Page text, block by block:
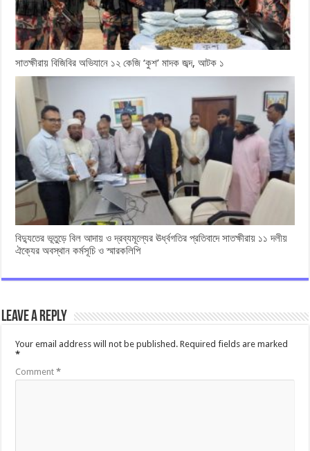
সাতক্ষীরায় বিজিবির অভিযানে ১২ কেজি ‘কুশ’ মাদক জব্দ, আটক ১
বিদ্যুতের ভূতুড়ে বিল আদায় ও দ্রব্যমূল্যের ঊর্ধ্বগতির প্রতিবাদে সাতক্ষীরায় ১১ দলীয়
ঐক্যের অবস্থান কর্মসূচি ও স্মারকলিপি
Leave a Reply
Your email address will not be published. Required fields are marked
*
Comment*